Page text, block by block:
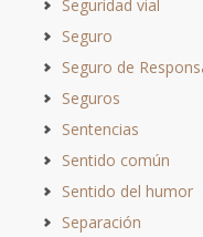
Seguridad vial
Seguro
Seguro de
Seguros
Sentencias
Sentido común
Sentido del humor
Separación